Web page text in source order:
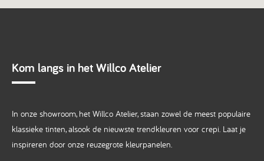
Kom langs in het Willco Atelier
In onze showroom, het Willco Atelier, staan zowel de meest populaire
klassieke tinten, alsook de nieuwste trendkleuren voor crepi. Laat je
inspireren door onze reuzegrote kleurpanelen.